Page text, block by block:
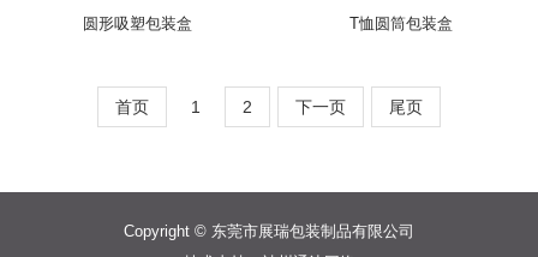
圆形吸塑包装盒 T恤圆筒包装盒
首页 1 2 下一页 尾页
Copyright © 东莞市展瑞包装制品有限公司